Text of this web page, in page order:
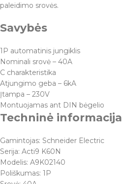
paleidimo srovės.
Savybės
1P automatinis jungiklis
Nominali srovė – 40A
C charakteristika
Atjungimo geba – 6kA
Įtampa – 230V
Montuojamas ant DIN bėgelio
Techninė informacija
Gamintojas: Schneider Electric
Serija: Acti9 K60N
Modelis: A9K02140
Poliškumas: 1P